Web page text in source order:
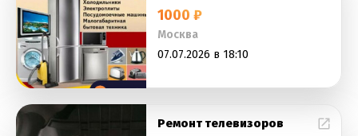
1000 ₽
Москва
07.07.2026 в 18:10
Ремонт телевизоров